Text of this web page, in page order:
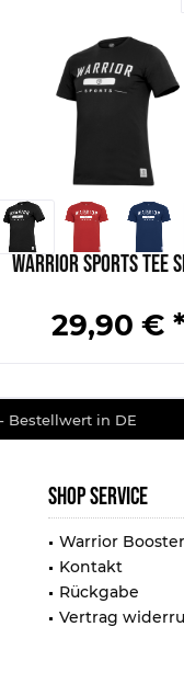
Warrior Sports Tee
29,90 € *
Bestellwert in DE
SHOP SERVICE
Warrior
Kontakt
Rückgabe
Vertrag